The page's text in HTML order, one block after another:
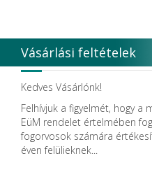
Vásárlási feltételek
Kedves Vásárlónk!
Felhívjuk a figyelmét, hogy a
EüM rendelet értelmében
fogorvosok számára
éven felülieknek...